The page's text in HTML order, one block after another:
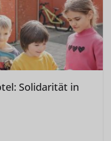
Solidarität in